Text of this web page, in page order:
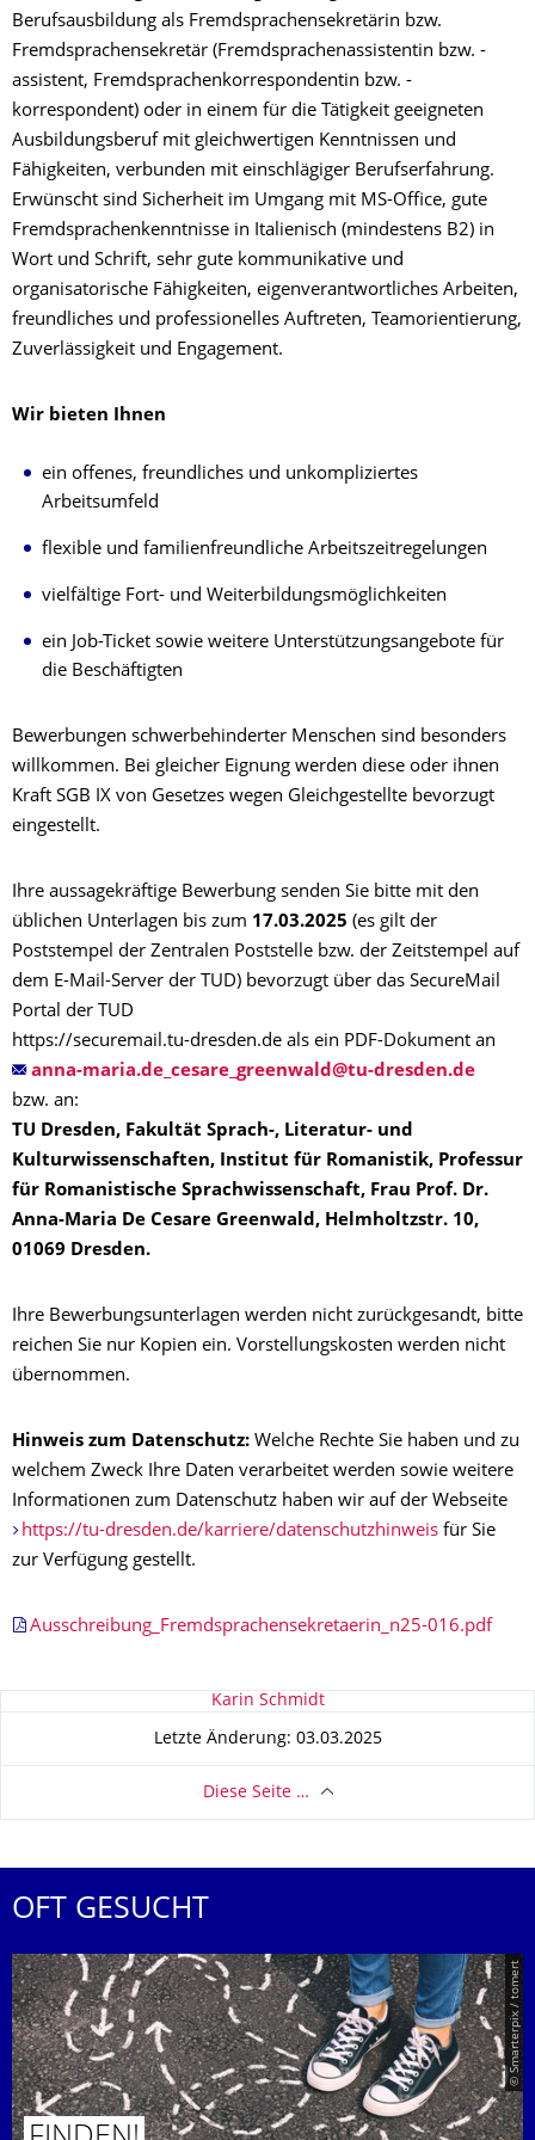
Berufsausbildung als Fremdsprachensekretärin bzw.
Fremdsprachensekretär (Fremdsprachenassistentin bzw. -
assistent, Fremdsprachenkorrespondentin bzw. -
korrespondent) oder in einem für die Tätigkeit geeigneten
Ausbildungsberuf mit gleichwertigen Kenntnissen und
Fähigkeiten, verbunden mit einschlägiger Berufserfahrung.
Erwünscht sind Sicherheit im Umgang mit MS-Office, gute
Fremdsprachenkenntnisse in Italienisch (mindestens B2) in
Wort und Schrift, sehr gute kommunikative und
organisatorische Fähigkeiten, eigenverantwortliches Arbeiten,
freundliches und professionelles Auftreten, Teamorientierung,
Zuverlässigkeit und Engagement.
Wir bieten Ihnen
ein offenes, freundliches und unkompliziertes
Arbeitsumfeld
flexible und familienfreundliche Arbeitszeitregelungen
vielfältige Fort- und Weiterbildungsmöglichkeiten
ein Job-Ticket sowie weitere Unterstützungsangebote für
die Beschäftigten
Bewerbungen schwerbehinderter Menschen sind besonders
willkommen. Bei gleicher Eignung werden diese oder ihnen
Kraft SGB IX von Gesetzes wegen Gleichgestellte bevorzugt
eingestellt.
Ihre aussagekräftige Bewerbung senden Sie bitte mit den
üblichen Unterlagen bis zum 17.03.2025 (es gilt der
Poststempel der Zentralen Poststelle bzw. der Zeitstempel auf
dem E-Mail-Server der TUD) bevorzugt über das SecureMail
Portal der TUD
https://securemail.tu-dresden.de als ein PDF-Dokument an
bzw. an:
TU Dresden, Fakultät Sprach-, Literatur- und
Kulturwissenschaften, Institut für Romanistik, Professur
für Romanistische Sprachwissenschaft, Frau Prof. Dr.
Anna-Maria De Cesare Greenwald, Helmholtzstr. 10,
01069 Dresden.
Ihre Bewerbungsunterlagen werden nicht zurückgesandt, bitte
reichen Sie nur Kopien ein. Vorstellungskosten werden nicht
übernommen.
Hinweis zum Datenschutz: Welche Rechte Sie haben und zu
welchem Zweck Ihre Daten verarbeitet werden sowie weitere
Informationen zum Datenschutz haben wir auf der Webseite
https://tu-dresden.de/karriere/datenschutzhinweisfür Sie
zur Verfügung gestellt.
Ausschreibung_Fremdsprachensekretaerin_n25-016.pdf
Zu dieser Seite Karin Schmidt
Letzte Änderung: 03.03.2025
Diese Seite …
OFT GESUCHT
© Smarterpix / tomert